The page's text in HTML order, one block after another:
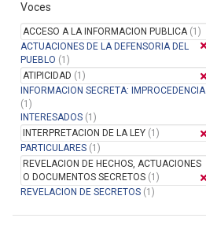
Manual del Usuario
Voces
ACCESO A LA INFORMACION PUBLICA(1)
ACTUACIONES DE LA DEFENSORIA DEL
PUEBLO (1)
ATIPICIDAD (1)
INFORMACION SECRETA: IMPROCEDENCIA
(1)
INTERESADOS (1)
INTERPRETACION DE LA LEY (1)
PARTICULARES (1)
REVELACION DE HECHOS, ACTUACIONES
O DOCUMENTOS SECRETOS (1)
REVELACION DE SECRETOS (1)